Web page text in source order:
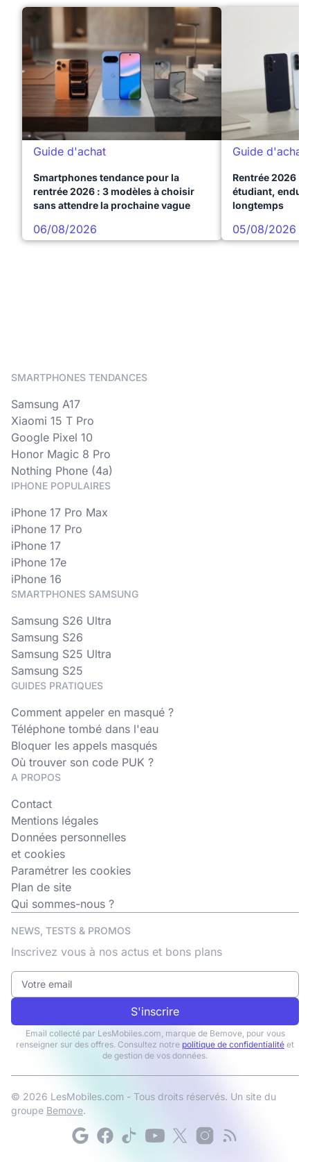
Guide d'achat
Smartphones tendance pour la
rentrée 2026 : 3 modèles à choisir
sans attendre la prochaine vague
06/08/2026
Guide d'achat
Rentrée 2026 :
étudiant,
longtemps
05/08/2026
SMARTPHONES TENDANCES
Samsung A17
Xiaomi 15 T Pro
Google Pixel 10
Honor Magic 8 Pro
Nothing Phone (4a)
IPHONE POPULAIRES
iPhone 17 Pro Max
iPhone 17 Pro
iPhone 17
iPhone 17e
iPhone 16
SMARTPHONES SAMSUNG
Samsung S26 Ultra
Samsung S26
Samsung S25 Ultra
Samsung S25
GUIDES PRATIQUES
Comment appeler en masqué ?
Téléphone tombé dans l'eau
Bloquer les appels masqués
Où trouver son code PUK ?
A PROPOS
Contact
Mentions légales
Données personnelles
et cookies
Paramétrer les cookies
Plan de site
Qui sommes-nous ?
NEWS, TESTS & PROMOS
Inscrivez vous à nos actus et bons plans
S'inscrire
Email collecté par LesMobiles.com, marque de Bemove, pour vous
renseigner sur des offres. Consultez notre politique de confidentialité et
de gestion de vos données.
© 2026 LesMobiles.com - Tous droits réservés. Un site du
groupe Bemove.